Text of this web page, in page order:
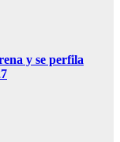
y se perfila